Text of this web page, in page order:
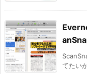
てたい